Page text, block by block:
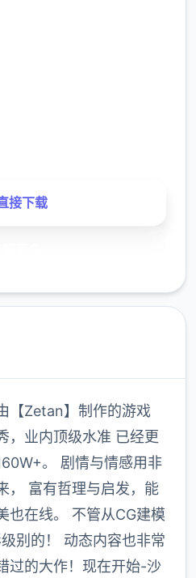
接下载
【Zetan】制作的游戏
，业内顶级水准 已经更
。 剧情与情感用非
， 富有哲理与启发，能
也在线。 不管从CG建模
别的！ 动态内容也非常
过的大作！现在开始-沙